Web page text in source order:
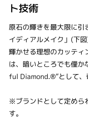
ト技術
原石の輝きを最大限に引
イディアルメイク」(下
輝かせる理想のカッティ
は、暗いところでも僅
ful Diamond.®”として、
※ブランドとして定めら
す。